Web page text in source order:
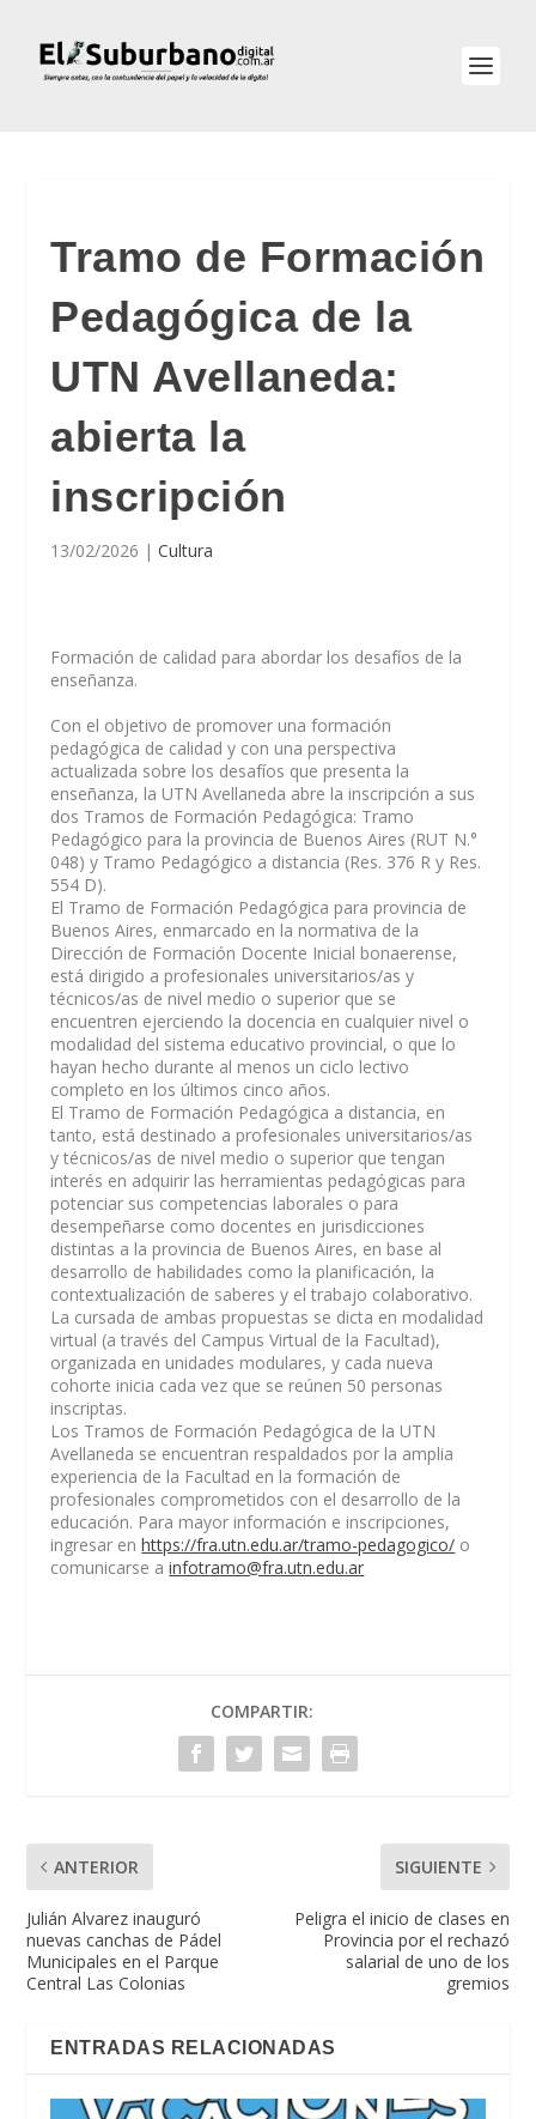
Tramo de Formación
Pedagógica de la
UTN Avellaneda:
abierta la
inscripción
13/02/2026 |Cultura
Formación de calidad para abordar los desafíos de la
enseñanza.
Con el objetivo de promover una formación
pedagógica de calidad y con una perspectiva
actualizada sobre los desafíos que presenta la
enseñanza, la UTN Avellaneda abre la inscripción a sus
dos Tramos de Formación Pedagógica: Tramo
Pedagógico para la provincia de Buenos Aires (RUT N.°
048) y Tramo Pedagógico a distancia (Res. 376 R y Res.
554 D).
El Tramo de Formación Pedagógica para provincia de
Buenos Aires, enmarcado en la normativa de la
Dirección de Formación Docente Inicial bonaerense,
está dirigido a profesionales universitarios/as y
técnicos/as de nivel medio o superior que se
encuentren ejerciendo la docencia en cualquier nivel o
modalidad del sistema educativo provincial, o que lo
hayan hecho durante al menos un ciclo lectivo
completo en los últimos cinco años.
El Tramo de Formación Pedagógica a distancia, en
tanto, está destinado a profesionales universitarios/as
y técnicos/as de nivel medio o superior que tengan
interés en adquirir las herramientas pedagógicas para
potenciar sus competencias laborales o para
desempeñarse como docentes en jurisdicciones
distintas a la provincia de Buenos Aires, en base al
desarrollo de habilidades como la planificación, la
contextualización de saberes y el trabajo colaborativo.
La cursada de ambas propuestas se dicta en modalidad
virtual (a través del Campus Virtual de la Facultad),
organizada en unidades modulares, y cada nueva
cohorte inicia cada vez que se reúnen 50 personas
inscriptas.
Los Tramos de Formación Pedagógica de la UTN
Avellaneda se encuentran respaldados por la amplia
experiencia de la Facultad en la formación de
profesionales comprometidos con el desarrollo de la
educación. Para mayor información e inscripciones,
ingresar enhttps://fra.utn.edu.ar/tramo-pedagogico/ o
comunicarse ainfotramo@fra.utn.edu.ar
COMPARTIR:
ANTERIOR
Julián Alvarez inauguró
nuevas canchas de Pádel
Municipales en el Parque
Central Las Colonias
SIGUIENTE
Peligra el inicio de clases en
Provincia por el rechazó
salarial de uno de los
gremios
ENTRADAS RELACIONADAS